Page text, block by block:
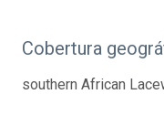
Cobertura
southern African